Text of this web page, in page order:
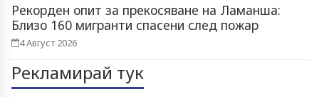
Рекорден опит за прекосяване на Ламанша:
Близо 160 мигранти спасени след пожар
4 Август 2026
Рекламирай тук